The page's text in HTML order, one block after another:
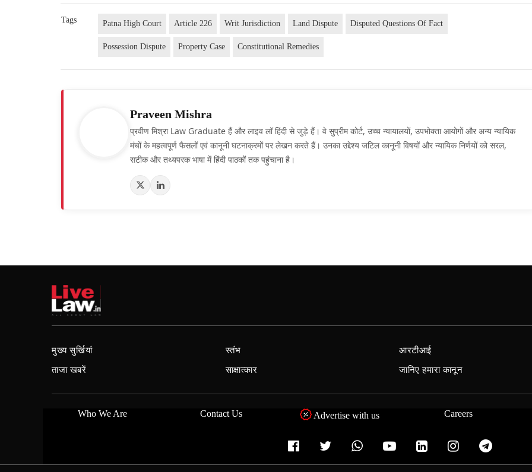
Tags Patna High Court Article 226 Writ Jurisdiction Land Dispute Disputed Questions Of Fact
Possession Dispute Property Case Constitutional Remedies
Praveen Mishra
प्रवीण मिश्रा Law Graduate हैं और लाइव लॉ हिंदी से जुड़े हैं। वे सुप्रीम कोर्ट, उच्च न्यायालयों, उपभोक्ता आयोगों और अन्य न्यायिक
मंचों के महत्वपूर्ण फैसलों एवं कानूनी घटनाक्रमों पर लेखन करते हैं। उनका उद्देश्य जटिल कानूनी विषयों और न्यायिक निर्णयों को सरल,
सटीक और तथ्यपरक भाषा में हिंदी पाठकों तक पहुंचाना है।
मुख्य सुर्खियां
ताजा खबरें
स्तंभ
साक्षात्कार
आरटीआई
जानिए हमारा कानून
Who We Are Contact Us Advertise with us Careers